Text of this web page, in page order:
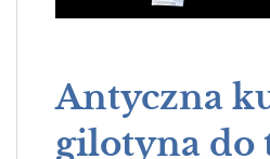
Antyczna
gilotyna do